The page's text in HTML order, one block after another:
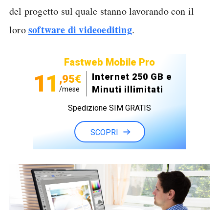
del progetto sul quale stanno lavorando con il
lorosoftware di videoediting.
Fastweb Mobile Pro
11 ,95€
/mese
Internet 250 GB e
Minuti illimitati
Spedizione SIM GRATIS
SCOPRI